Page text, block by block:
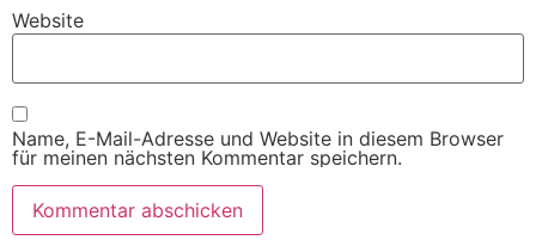
Website
Name, E-Mail-Adresse und Website in diesem Browser
für meinen nächsten Kommentar speichern.